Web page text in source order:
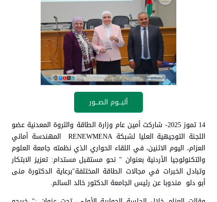
ألبـــوم الصـــور
14 تموز 2025- شاركت أمين عام وزارة الطاقة والثروة المعدنية عضو
اللجنة التوجيهية العليا لشبكة RENEWMENA المهندسة أماني
العزام، اليوم الاثنين، في اللقاء الحواري الذي نظمته جامعة العلوم
والتكنولوجيا الأردنية بعنوان " نحو مستقبل مستدام: تعزيز الابتكار
وتبادل الخبرات في مجالات الطاقة المختلفة"برعاية الدكتورة منى
أبو دلو مندوبا عن رئيس الجامعة الدكتور خالد السالم.